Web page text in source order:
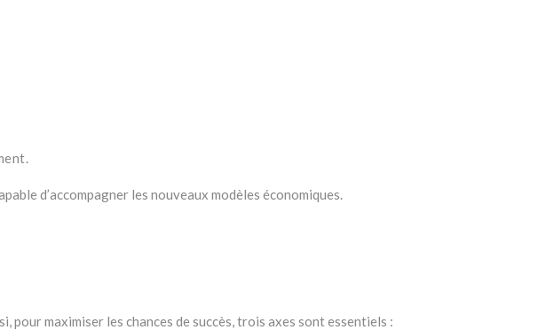
d’accompagner les nouveaux modèles économiques.
pour maximiser les chances de succès, trois axes sont essentiels :